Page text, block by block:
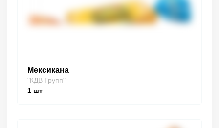
Мексикана
"КДВ Групп"
1 шт